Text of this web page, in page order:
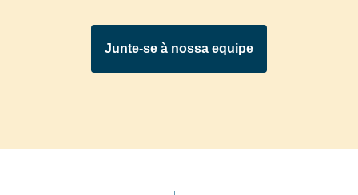
Junte-se à nossa equipe